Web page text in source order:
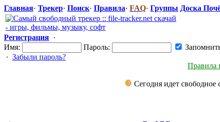
Главная· Трекер· Поиск· Правила· FAQ· Группы Доска
Регистрация ·
Имя:
Пароль:
· Забыли пароль?
Правила
Сегодня идет свободное